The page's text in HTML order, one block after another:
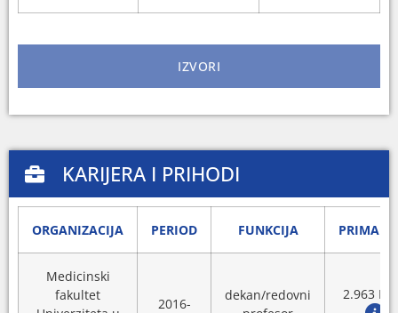
IZVORI
KARIJERA I PRIHODI
ORGANIZACIJA PERIOD FUNKCIJA
Medicinski
fakultet
2016-
dekan/redovni
2.963 KM